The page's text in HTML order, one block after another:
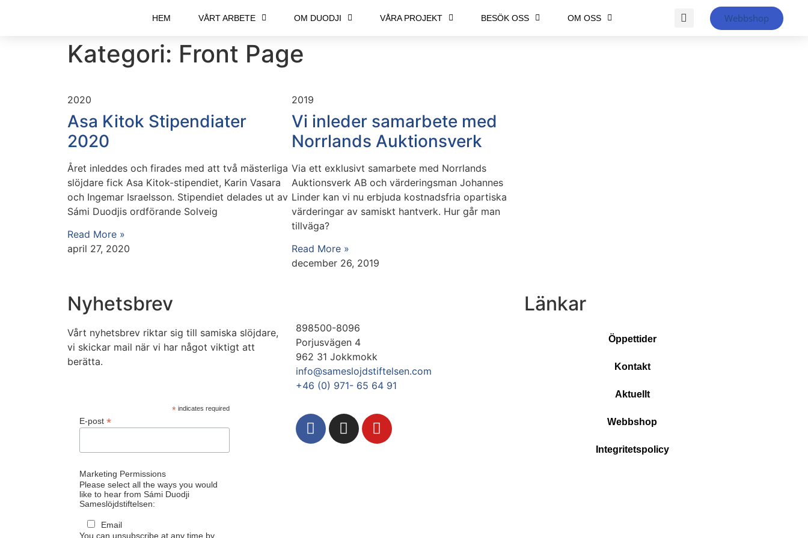
HEM VÅRT ARBETE OM DUODJI VÅRA PROJEKT BESÖK OSS OM OSS Webbshop
Kategori: Front Page
2020
Asa Kitok Stipendiater
2020
Året inleddes och firades med att två mästerliga
slöjdare fick Asa Kitok-stipendiet, Karin Vasara
och Ingemar Israelsson. Stipendiet delades ut av
Sámi Duodjis ordförande Solveig
Read More »
april 27, 2020
2019
Vi inleder samarbete med
Norrlands Auktionsverk
Via ett exklusivt samarbete med Norrlands
Auktionsverk AB och värderingsman Johannes
Linder kan vi nu erbjuda kostnadsfria opartiska
värderingar av samiskt hantverk. Hur går man
tillväga?
Read More »
december 26, 2019
Nyhetsbrev
Vårt nyhetsbrev riktar sig till samiska slöjdare,
vi skickar mail när vi har något viktigt att
berätta.
*indicates required
E-post *
Marketing Permissions
Please select all the ways you would
like to hear from Sámi Duodji
Sameslöjdstiftelsen:
Email
You can unsubscribe at any time by
898500-8096
Porjusvägen 4
962 31 Jokkmokk
info@sameslojdstiftelsen.com
+46 (0) 971- 65 64 91
Länkar
Öppettider
Kontakt
Aktuellt
Webbshop
Integritetspolicy